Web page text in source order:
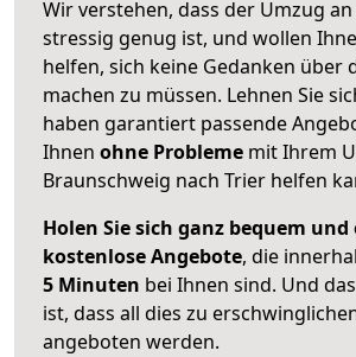
Wir verstehen, dass der Umzug
stressig genug ist, und wollen
helfen, sich keine Gedanken über
machen zu müssen. Lehnen Sie
haben garantiert passende
Ihnen ohne Probleme mit Ihrem
Braunschweig nach Trier helfen
Holen Sie sich ganz bequem
kostenlose Angebote, die
5 Minuten bei Ihnen sind. Und
ist, dass all dies zu
angeboten werden.